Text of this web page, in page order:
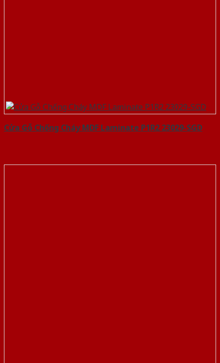
Cửa Gỗ Chống Cháy MDF Laminate P1R2 23029-SGD